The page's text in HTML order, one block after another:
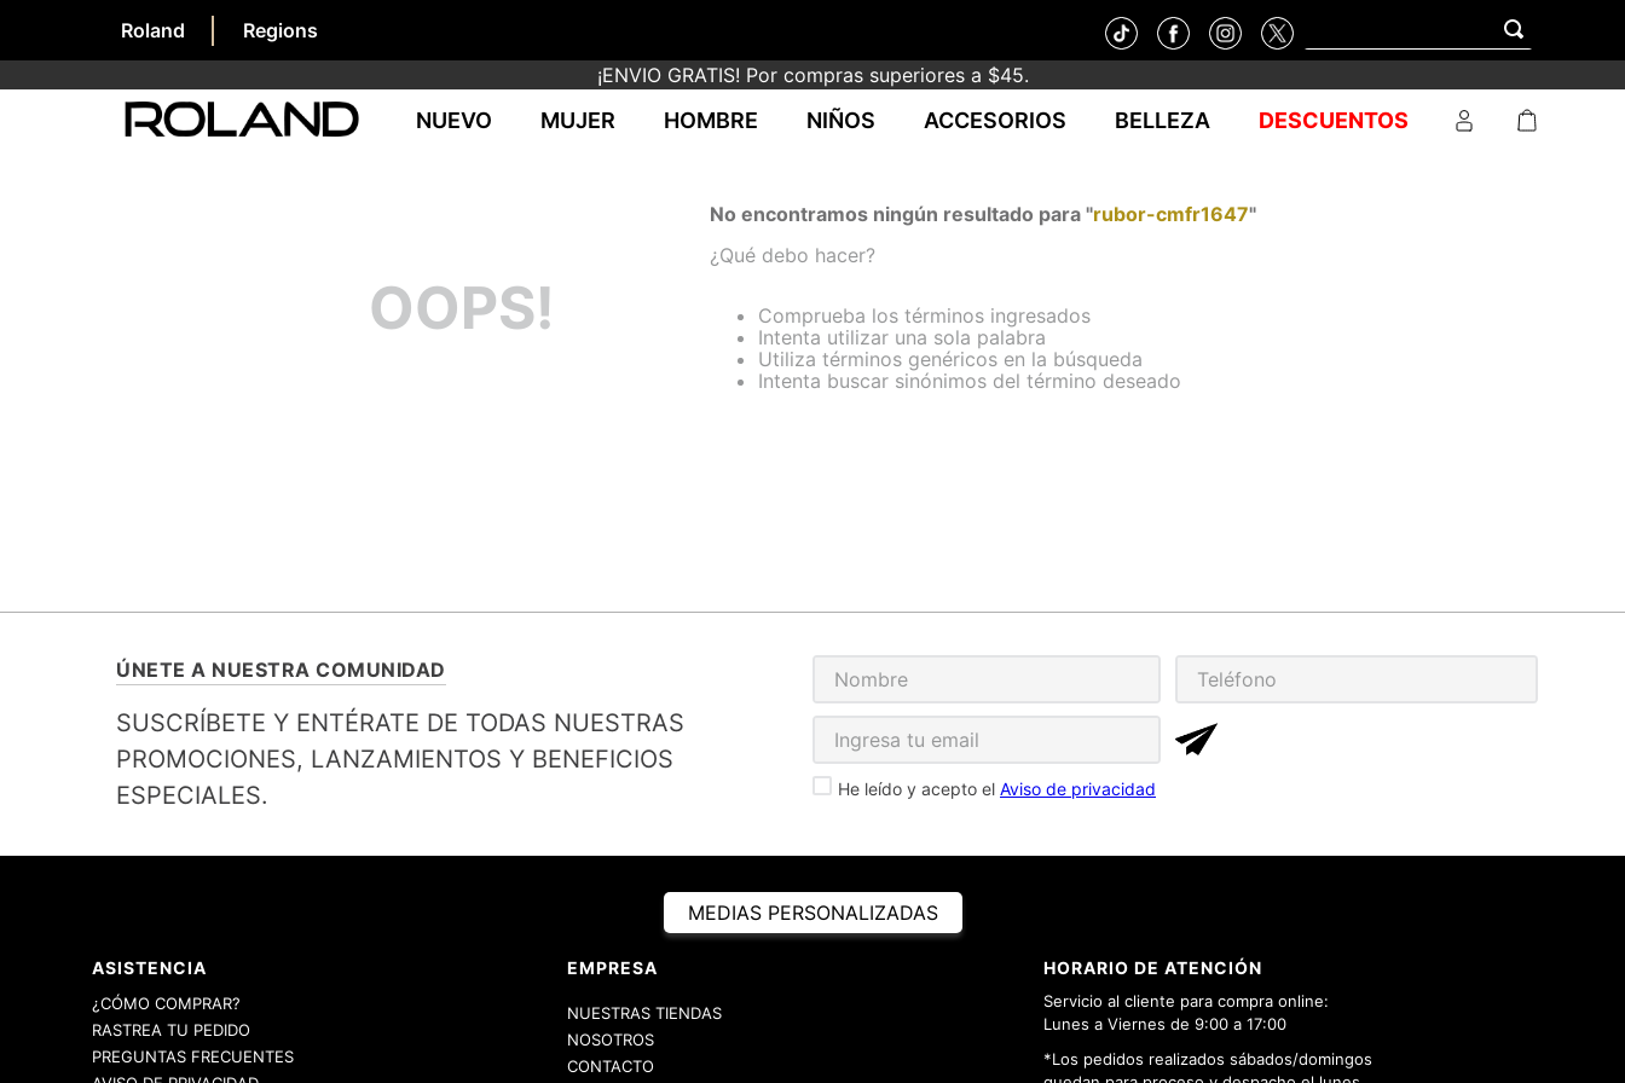
Roland
Regions
¡ENVIO GRATIS! Por compras superiores a $45.
NUEVO MUJER HOMBRE NIÑOS ACCESORIOS BELLEZA DESCUENTOS
OOPS!
No encontramos ningún resultado para "rubor-cmfr1647"
¿Qué debo hacer?
Comprueba los términos ingresados
Intenta utilizar una sola palabra
Utiliza términos genéricos en la búsqueda
Intenta buscar sinónimos del término deseado
ÚNETE A NUESTRA COMUNIDAD
SUSCRÍBETE Y ENTÉRATE DE TODAS NUESTRAS
PROMOCIONES, LANZAMIENTOS Y BENEFICIOS
ESPECIALES.
He leído y acepto el Aviso de privacidad
MEDIAS PERSONALIZADAS
ASISTENCIA
¿CÓMO COMPRAR?
RASTREA TU PEDIDO
PREGUNTAS FRECUENTES
EMPRESA
NUESTRAS TIENDAS
NOSOTROS
CONTACTO
HORARIO DE ATENCIÓN
Servicio al cliente para compra online:
Lunes a Viernes de 9:00 a 17:00
*Los pedidos realizados sábados/domingos